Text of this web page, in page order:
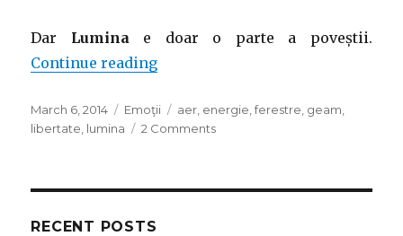
Dar Lumina e doar o parte a poveștii.
Continue reading“Prietenii mei – Ferestrele”
Posted
on
March 6, 2014 Categories
Emoţii Tags
aer energie ,ferestre geam
libertate lumina 2 Commentson
RECENT POSTS